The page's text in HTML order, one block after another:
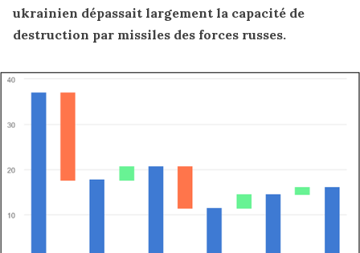
ukrainien dépassait largement la capacité de
destruction par missiles des forces russes.